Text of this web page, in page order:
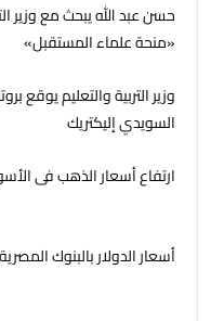
حسن عبد الله يبحث مع وزير
«منحة علماء المستقبل»
وزير التربية والتعليم
السويدي إليكتريك
ارتفاع أسعار الذهب فى
أسعار الدولار بالبنوك المصرية اليوم